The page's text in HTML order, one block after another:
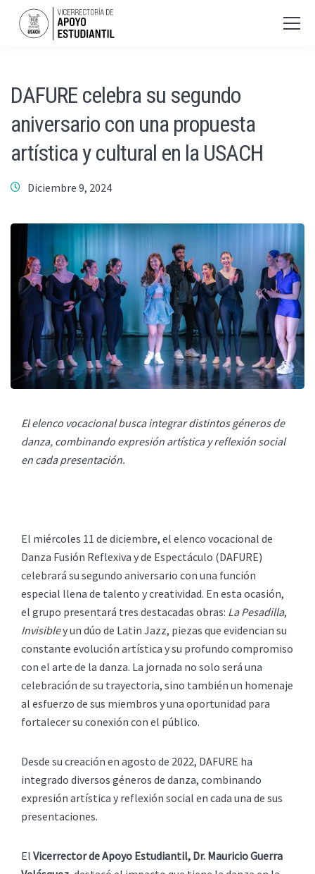
DAFURE celebra su segundo
aniversario con una propuesta
artística y cultural en la USACH
Diciembre 9, 2024
El elenco vocacional busca integrar distintos géneros de
danza, combinando expresión artística y reflexión social
en cada presentación.
El miércoles 11 de diciembre, el elenco vocacional de
Danza Fusión Reflexiva y de Espectáculo (DAFURE)
celebrará su segundo aniversario con una función
especial llena de talento y creatividad. En esta ocasión,
el grupo presentará tres destacadas obras: La Pesadilla,
Invisibley un dúo de Latin Jazz, piezas que evidencian su
constante evolución artística y su profundo compromiso
con el arte de la danza. La jornada no solo será una
celebración de su trayectoria, sino también un homenaje
al esfuerzo de sus miembros y una oportunidad para
fortalecer su conexión con el público.
Desde su creación en agosto de 2022, DAFURE ha
integrado diversos géneros de danza, combinando
expresión artística y reflexión social en cada una de sus
presentaciones.
El Vicerrector de Apoyo Estudiantil, Dr. Mauricio Guerra